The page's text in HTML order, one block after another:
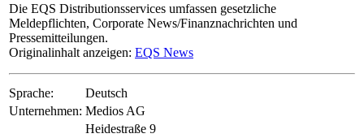
Die EQS Distributionsservices umfassen gesetzliche
Meldepflichten, Corporate News/Finanznachrichten und
Pressemitteilungen.
Originalinhalt anzeigen: EQS News
Sprache:
Deutsch
Unternehmen: Medios AG
Heidestraße 9